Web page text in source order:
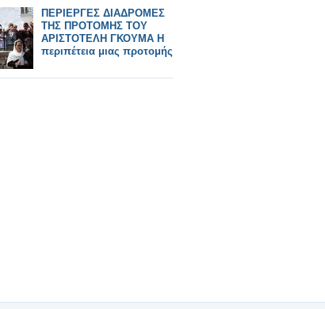
ΠΕΡΙΕΡΓΕΣ ΔΙΑΔΡΟΜΕΣ
ΤΗΣ ΠΡΟΤΟΜΗΣ ΤΟΥ
ΑΡΙΣΤΟΤΕΛΗ ΓΚΟΥΜΑ Η
περιπέτεια μιας προτομής